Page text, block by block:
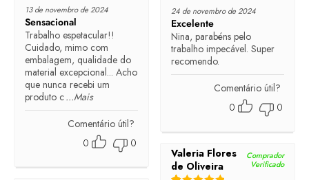
Rated out of 5
24 de novembro de 2024
Excelente
Nina, parabéns pelo
trabalho impecável. Super
recomendo.
Comentário útil?
0
0
Rated out of 5
13 de novembro de 2024
Sensacional
Trabalho espetacular!!
Cuidado, mimo com
embalagem, qualidade do
material excepcional... Acho
que nunca recebi um
produto c...Mais
Comentário útil?
0
0
Valeria Flores
de Oliveira
Comprador
Verificado